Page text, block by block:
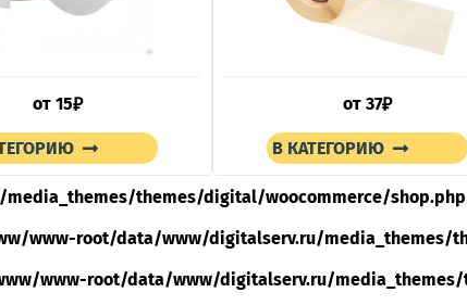
от 15₽ от 37₽
В КАТЕГОРИЮ
themes/digital/woocommerce/shop.php
www-root/data/www/digitalserv.ru/media_themes/
www-root/data/www/digitalserv.ru/